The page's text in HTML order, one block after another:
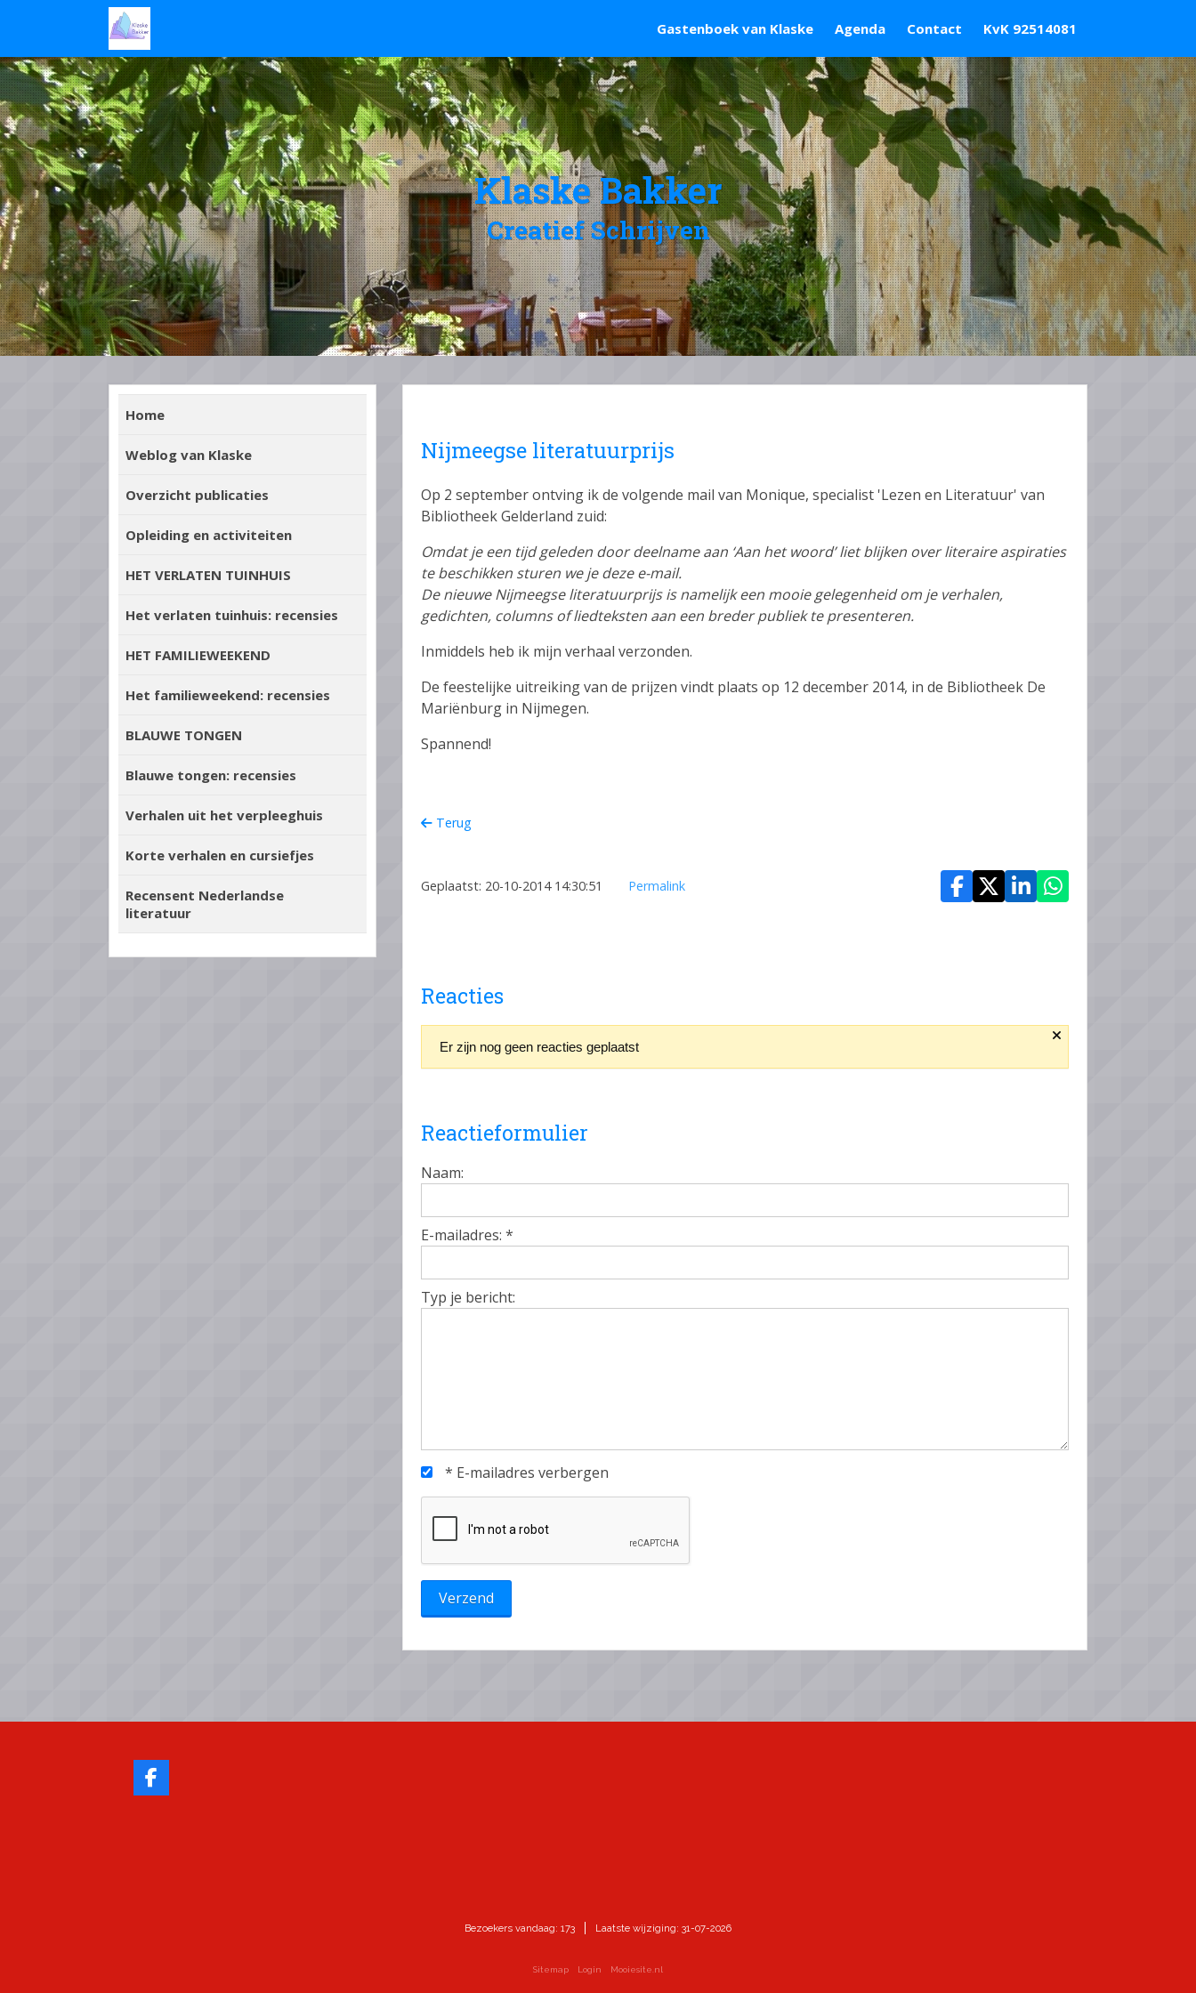
Gastenboek van Klaske Agenda Contact KvK 92514081
Klaske Bakker
Creatief Schrijven
Nijmeegse literatuurprijs
Op 2 september ontving ik de volgende mail van Monique, specialist 'Lezen en Literatuur' van
Bibliotheek Gelderland zuid:
Omdat je een tijd geleden door deelname aan ‘Aan het woord’ liet blijken over literaire aspiraties
te beschikken sturen we je deze e-mail.
De nieuwe Nijmeegse literatuurprijs is namelijk een mooie gelegenheid om je verhalen,
gedichten, columns of liedteksten aan een breder publiek te presenteren.
Inmiddels heb ik mijn verhaal verzonden.
De feestelijke uitreiking van de prijzen vindt plaats op 12 december 2014, in de Bibliotheek De
Mariënburg in Nijmegen.
Spannend!
Terug
Geplaatst: 20-10-2014 14:30:51 Permalink
Reacties
Er zijn nog geen reacties geplaatst
Reactieformulier
Naam:
E-mailadres: *
Typ je bericht:
* E-mailadres verbergen
Home
Weblog van Klaske
Overzicht publicaties
Opleiding en activiteiten
HET VERLATEN TUINHUIS
Het verlaten tuinhuis: recensies
HET FAMILIEWEEKEND
Het familieweekend: recensies
BLAUWE TONGEN
Blauwe tongen: recensies
Verhalen uit het verpleeghuis
Korte verhalen en cursiefjes
Recensent Nederlandse
literatuur
Bezoekers vandaag: 173 Laatste wijziging: 31-07-2026
Sitemap Login Mooiesite.nl